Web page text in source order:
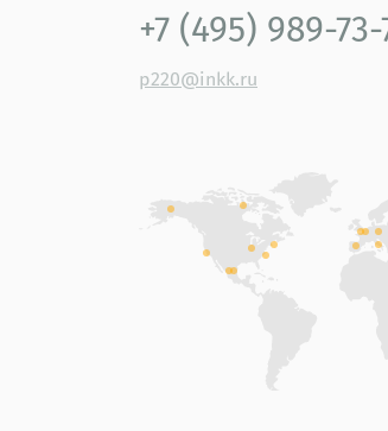
+7 (495) 989-73-
p220@inkk.ru